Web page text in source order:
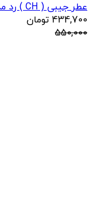
عطر جیبی ( CH ) رد مد 25 میل
434,700 تومان
550,000